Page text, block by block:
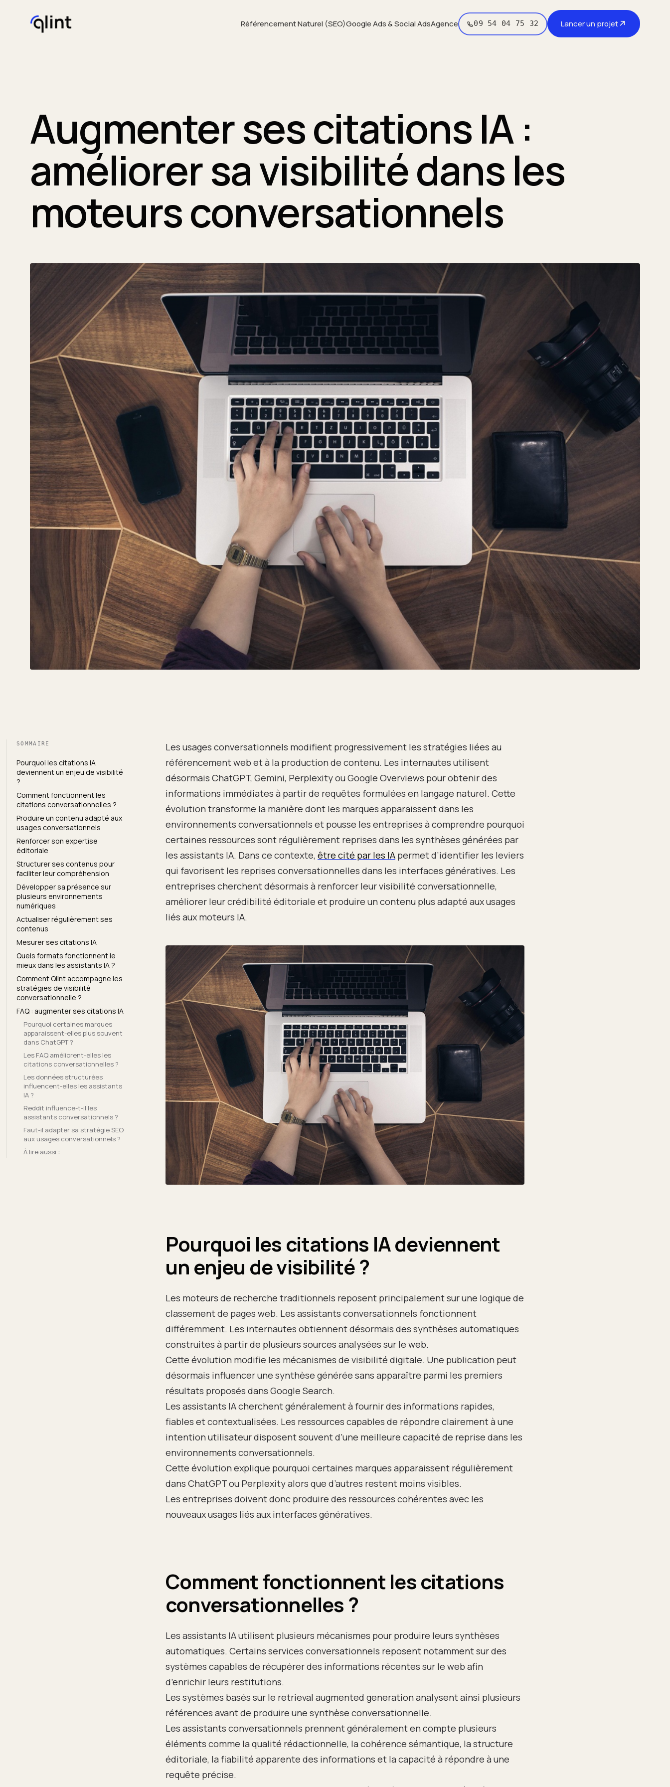
Référencement Naturel (SEO)Google Ads & Social AdsAgence 09 54 04 75 32 Lancer un projet↗
Augmenter ses citations IA :
améliorer sa visibilité dans les
moteurs conversationnels
SOMMAIRE
Pourquoi les citations IA
deviennent un enjeu de visibilité
?
Comment fonctionnent les
citations conversationnelles ?
Produire un contenu adapté aux
usages conversationnels
Renforcer son expertise
éditoriale
Structurer ses contenus pour
faciliter leur compréhension
Développer sa présence sur
plusieurs environnements
numériques
Actualiser régulièrement ses
contenus
Mesurer ses citations IA
Quels formats fonctionnent le
mieux dans les assistants IA ?
Comment Qlint accompagne les
stratégies de visibilité
conversationnelle ?
FAQ : augmenter ses citations IA
Pourquoi certaines marques
apparaissent-elles plus souvent
dans ChatGPT ?
Les FAQ améliorent-elles les
citations conversationnelles ?
Les données structurées
influencent-elles les assistants
IA ?
Reddit influence-t-il les
assistants conversationnels ?
Faut-il adapter sa stratégie SEO
aux usages conversationnels ?
À lire aussi :
Les usages conversationnels modifient progressivement les stratégies liées au
référencement web et à la production de contenu. Les internautes utilisent
désormais ChatGPT, Gemini, Perplexity ou Google Overviews pour obtenir des
informations immédiates à partir de requêtes formulées en langage naturel. Cette
évolution transforme la manière dont les marques apparaissent dans les
environnements conversationnels et pousse les entreprises à comprendre pourquoi
certaines ressources sont régulièrement reprises dans les synthèses générées par
les assistants IA. Dans ce contexte, être cité par les IA permet d’identifier les leviers
qui favorisent les reprises conversationnelles dans les interfaces génératives. Les
entreprises cherchent désormais à renforcer leur visibilité conversationnelle,
améliorer leur crédibilité éditoriale et produire un contenu plus adapté aux usages
liés aux moteurs IA.
Pourquoi les citations IA deviennent
un enjeu de visibilité ?
Les moteurs de recherche traditionnels reposent principalement sur une logique de
classement de pages web. Les assistants conversationnels fonctionnent
différemment. Les internautes obtiennent désormais des synthèses automatiques
construites à partir de plusieurs sources analysées sur le web.
Cette évolution modifie les mécanismes de visibilité digitale. Une publication peut
désormais influencer une synthèse générée sans apparaître parmi les premiers
résultats proposés dans Google Search.
Les assistants IA cherchent généralement à fournir des informations rapides,
fiables et contextualisées. Les ressources capables de répondre clairement à une
intention utilisateur disposent souvent d’une meilleure capacité de reprise dans les
environnements conversationnels.
Cette évolution explique pourquoi certaines marques apparaissent régulièrement
dans ChatGPT ou Perplexity alors que d’autres restent moins visibles.
Les entreprises doivent donc produire des ressources cohérentes avec les
nouveaux usages liés aux interfaces génératives.
Comment fonctionnent les citations
conversationnelles ?
Les assistants IA utilisent plusieurs mécanismes pour produire leurs synthèses
automatiques. Certains services conversationnels reposent notamment sur des
systèmes capables de récupérer des informations récentes sur le web afin
d’enrichir leurs restitutions.
Les systèmes basés sur le retrieval augmented generation analysent ainsi plusieurs
références avant de produire une synthèse conversationnelle.
Les assistants conversationnels prennent généralement en compte plusieurs
éléments comme la qualité rédactionnelle, la cohérence sémantique, la structure
éditoriale, la fiabilité apparente des informations et la capacité à répondre à une
requête précise.